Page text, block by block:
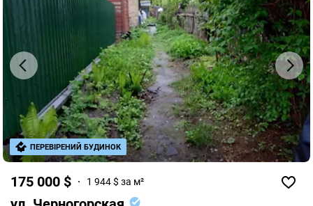
175 000 $ 1 944 $ за м²
ПЕРЕВІРЕНИЙ БУДИНОК